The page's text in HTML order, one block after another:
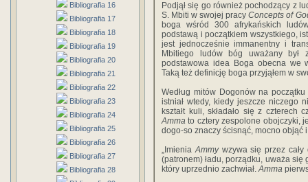
Bibliografia 16
Bibliografia 17
Bibliografia 18
Bibliografia 19
Bibliografia 20
Bibliografia 21
Bibliografia 22
Bibliografia 23
Bibliografia 24
Bibliografia 25
Bibliografia 26
Bibliografia 27
Bibliografia 28
Podjął się go również pochodzący z
S. Mbiti w swojej pracyConcepts of
boga wśród 300 afrykańskich
podstawą i początkiem wszystkiego,
jest jednocześnie immanentny i
Mbitiego ludów bóg uważany był
podstawowa idea Boga obecna we
Taką też definicję boga przyjąłem w
Według mitów Dogonów na
istniał wtedy, kiedy jeszcze niczego
kształt kuli, składało się z
Amma to cztery zespolone obojczyki,
dogo-so znaczy ścisnąć, mocno objąć
„ImieniaAmmywzywa się przez cały
(patronem) ładu, porządku, uważa się
który uprzednio zachwiał.Amma